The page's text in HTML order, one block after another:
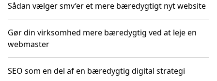
Sådan vælger smv’er et mere bæredygtigt nyt website
Gør din virksomhed mere bæredygtig ved at leje en
webmaster
SEO som en del af en bæredygtig digital strategi